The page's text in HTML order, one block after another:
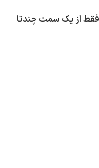
فقط از یک سمت چندتا